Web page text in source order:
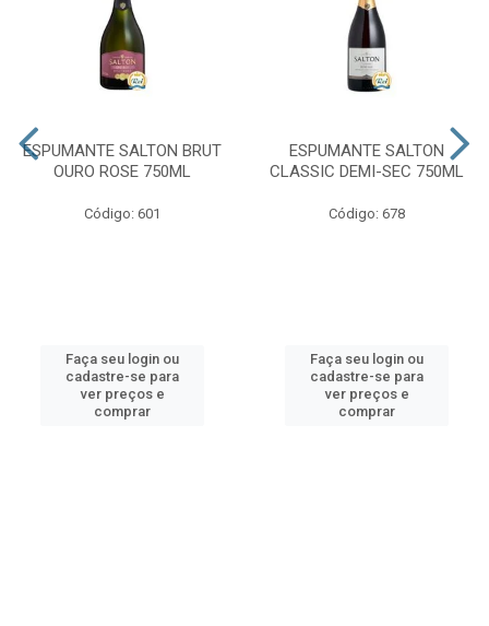
ESPUMANTE SALTON BRUT
OURO ROSE 750ML
Código: 601
Faça seu login ou
cadastre-se para
ver preços e
comprar
ESPUMANTE SALTON
CLASSIC DEMI-SEC 750ML
Código: 678
Faça seu login ou
cadastre-se para
ver preços e
comprar